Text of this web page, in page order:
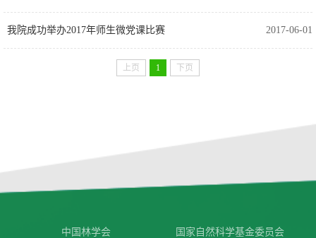
2017-06-01
我院成功举办2017年师生微党课比赛
上页 1 下页
中国林学会
国家自然科学基金委员会